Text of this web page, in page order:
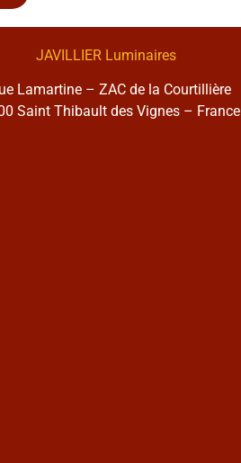
JAVILLIER Luminaires
Lamartine – ZAC de la Courtillière
Saint Thibault des Vignes – France